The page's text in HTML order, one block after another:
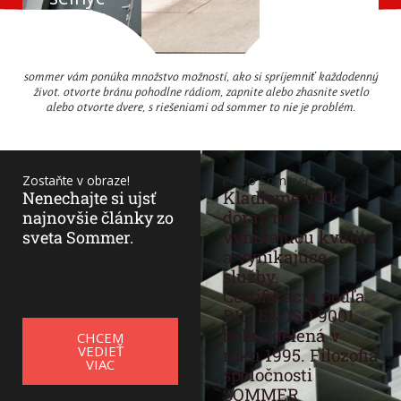
h brán
sommer vám ponúka množstvo možností, ako si spríjemniť každodenný
život. otvorte bránu pohodlne rádiom, zapnite alebo zhasnite svetlo
alebo otvorte dvere, s riešeniami od sommer to nie je problém.
Zostaňte v obraze!
Nenechajte si ujsť
najnovšie články zo
sveta Sommer.
CHCEM
VEDIEŤ
VIAC
Prečo Sommer?
Kladieme veľký
dôraz na
vynikajúcu kvalitu
a vynikajúce
služby.
Certifikácia podľa
DIN EN ISO 9001
bola udelená v
roku 1995. Filozofia
spoločnosti
SOMMER